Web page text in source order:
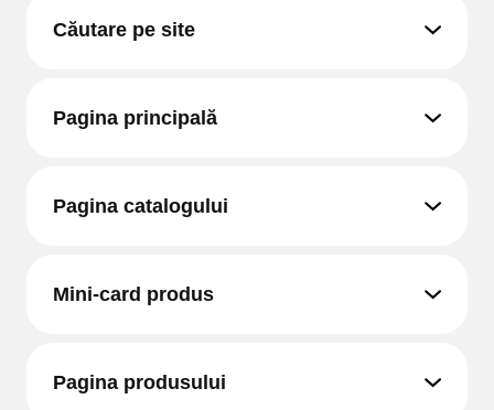
Căutare pe site
Pagina principală
Pagina catalogului
Mini-card produs
Pagina produsului